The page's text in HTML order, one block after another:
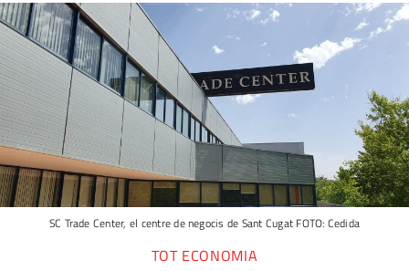
SC Trade Center, el centre de negocis de Sant Cugat FOTO: Cedida
TOT ECONOMIA